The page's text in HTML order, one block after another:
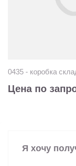
0435 - коробка
Цена по
Я хочу